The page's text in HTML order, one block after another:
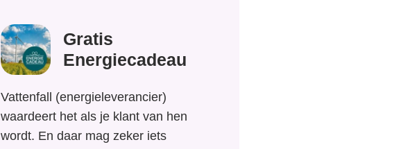
Gratis
Energiecadeau
Vattenfall (energieleverancier)
waardeert het als je klant van hen
wordt. En daar mag zeker iets